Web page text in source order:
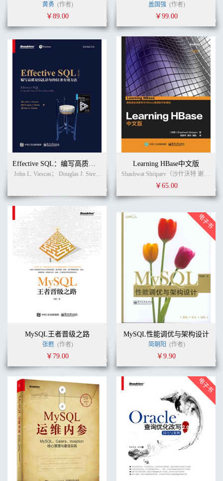
黄勇 (作者)
￥89.00
盖国强 (作者)
￥99.00
Effective SQL：编写高质量SQL语句的61条有效方法（英文版）
John L. Viescas； Douglas J. Steele；Ben G. Clothier (作者) 无 (译者)
Learning HBase中文版
Shashwat Shriparv（沙什沃特 谢帕夫） (作者)
￥65.00
MySQL王者晋级之路
张甦 (作者)
￥79.00
MySQL性能调优与架构设计
简朝阳 (作者)
￥9.90